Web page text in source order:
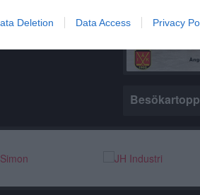
Deletion Data Access Privacy